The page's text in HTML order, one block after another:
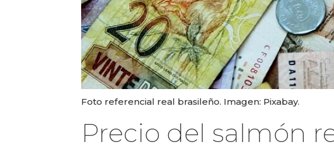
Foto referencial real brasileño. Imagen: Pixabay.
Precio del salmón